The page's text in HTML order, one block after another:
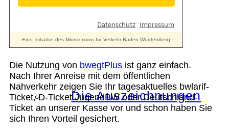
Das Team
Die Auszeichnungen
Die Nutzung von bwegtPlus ist ganz einfach.
Nach Ihrer Anreise mit dem öffentlichen
Nahverkehr zeigen Sie Ihr tagesaktuelles bwlarif-
Ticket, D-Ticket JugendBW oder Deutschland-
Ticket an unserer Kasse vor und schon haben Sie
sich Ihren Vorteil gesichert.